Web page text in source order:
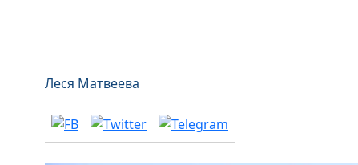
Леся Матвеева